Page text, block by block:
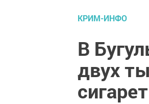
КРИМ-ИНФО
В
двух
сигарет